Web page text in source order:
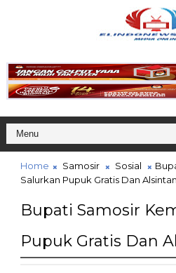
Home Samosir Sosial
Salurkan Pupuk Gratis Dan Alsintan
Bupati Samosir
Pupuk Gratis Dan